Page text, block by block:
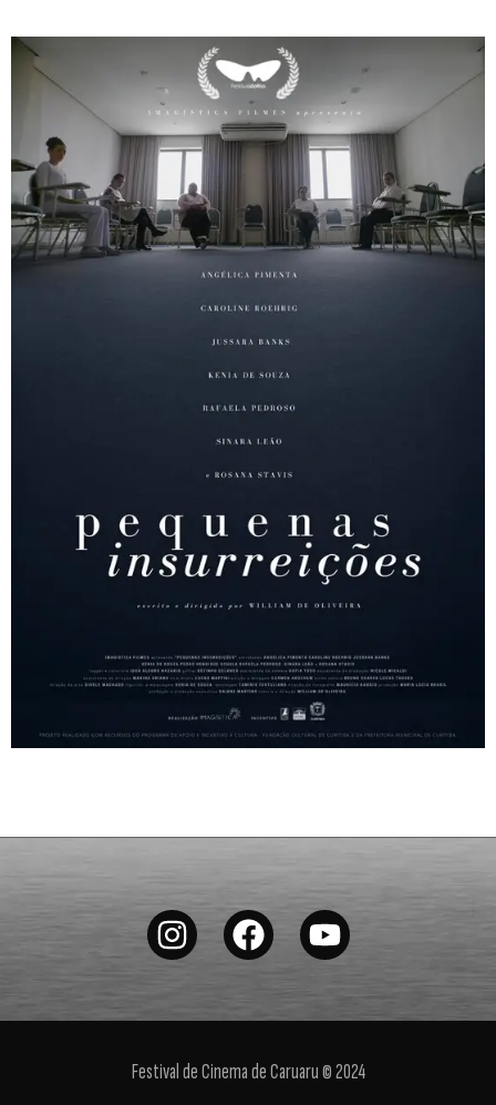
Festival de Cinema de Caruaru © 2024